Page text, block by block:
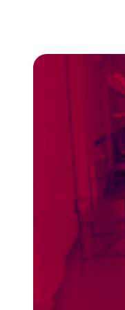
tartalomhoz